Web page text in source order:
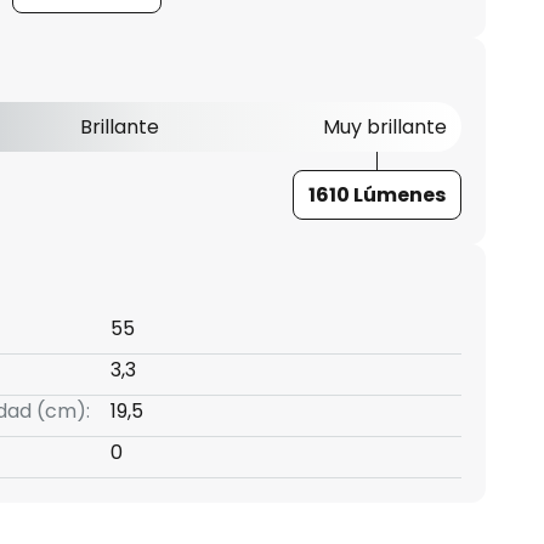
Brillante Muy brillante
1610 Lúmenes
55
3,3
(cm):
19,5
0